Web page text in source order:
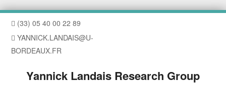
(33) 05 40 00 22 89
YANNICK.LANDAIS@U-
BORDEAUX.FR
Yannick Landais Research Group